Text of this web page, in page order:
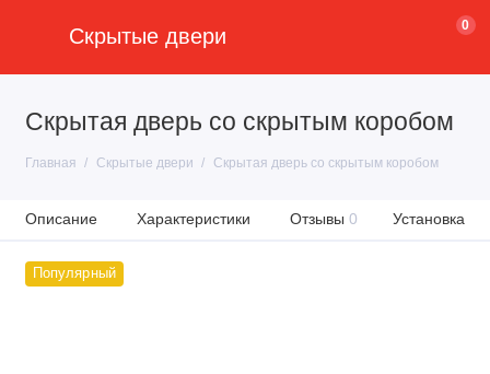
Скрытые двери 0
Скрытая дверь со скрытым коробом
Главная Скрытые двери Скрытая дверь со скрытым коробом
Описание Характеристики Отзывы 0 Установка
Популярный